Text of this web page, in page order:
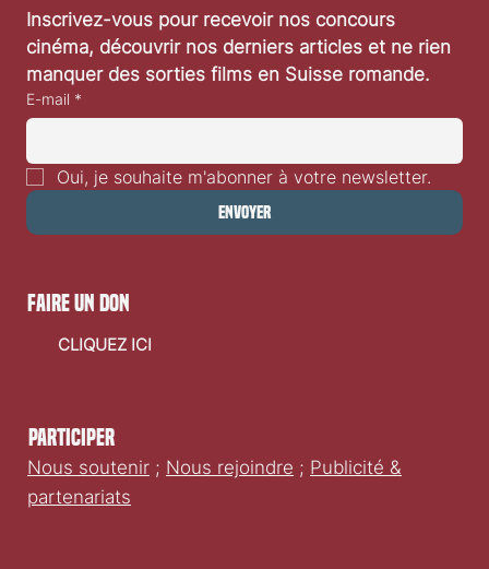
Festival de Locarno 2026: Dances With Wolves
Inscrivez-vous pour recevoir nos concours
cinéma, découvrir nos derniers articles et ne rien
manquer des sorties films en Suisse romande.
E-mail *
Oui, je souhaite m'abonner à votre newsletter.
Envoyer
Participer
Nous soutenir ; Nous rejoindre ; Publicité &
partenariats
faire un don
CLIQUEZ ICI